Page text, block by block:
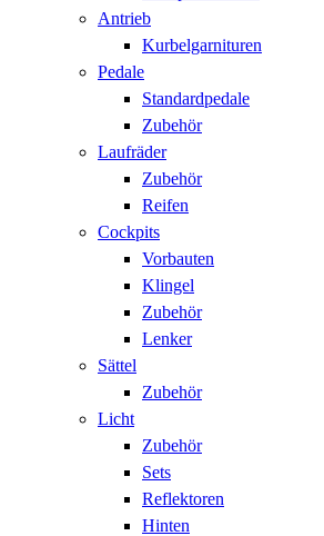
Antrieb
Kurbelgarnituren
Pedale
Standardpedale
Zubehör
Laufräder
Zubehör
Reifen
Cockpits
Vorbauten
Klingel
Zubehör
Lenker
Sättel
Zubehör
Licht
Zubehör
Sets
Reflektoren
Hinten